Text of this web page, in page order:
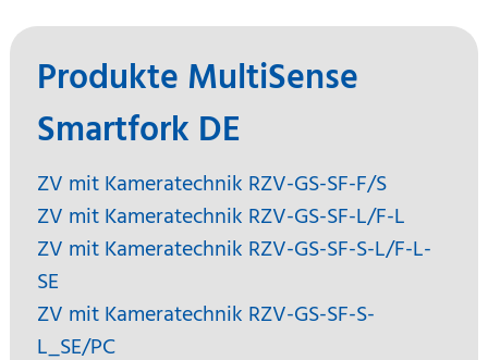
Produkte MultiSense
Smartfork DE
ZV mit Kameratechnik RZV-GS-SF-F/S
ZV mit Kameratechnik RZV-GS-SF-L/F-L
ZV mit Kameratechnik RZV-GS-SF-S-L/F-L-
SE
ZV mit Kameratechnik RZV-GS-SF-S-
L_SE/PC